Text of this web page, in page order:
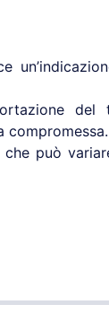
del
compromessa.
può